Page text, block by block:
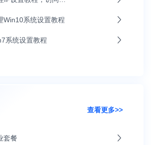
Win10系统设置教程
系统设置教程
查看更多>>
套餐